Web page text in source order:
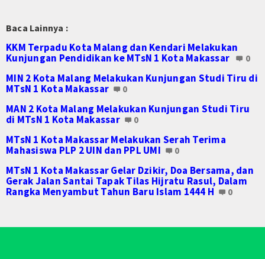
Survey Kepuasan Layanan Publik
Perangkat PBM
Setiap Mata Pelajaran
Zona Integritas(ZI)
Kampanye ZI
Baca Lainnya :
KKM Terpadu Kota Malang dan Kendari Melakukan
Kunjungan Pendidikan ke MTsN 1 Kota Makassar
0
MIN 2 Kota Malang Melakukan Kunjungan Studi Tiru di
MTsN 1 Kota Makassar
0
MAN 2 Kota Malang Melakukan Kunjungan Studi Tiru
di MTsN 1 Kota Makassar
0
MTsN 1 Kota Makassar Melakukan Serah Terima
Mahasiswa PLP 2 UIN dan PPL UMI
0
MTsN 1 Kota Makassar Gelar Dzikir, Doa Bersama, dan
Gerak Jalan Santai Tapak Tilas Hijratu Rasul, Dalam
Rangka Menyambut Tahun Baru Islam 1444 H
0